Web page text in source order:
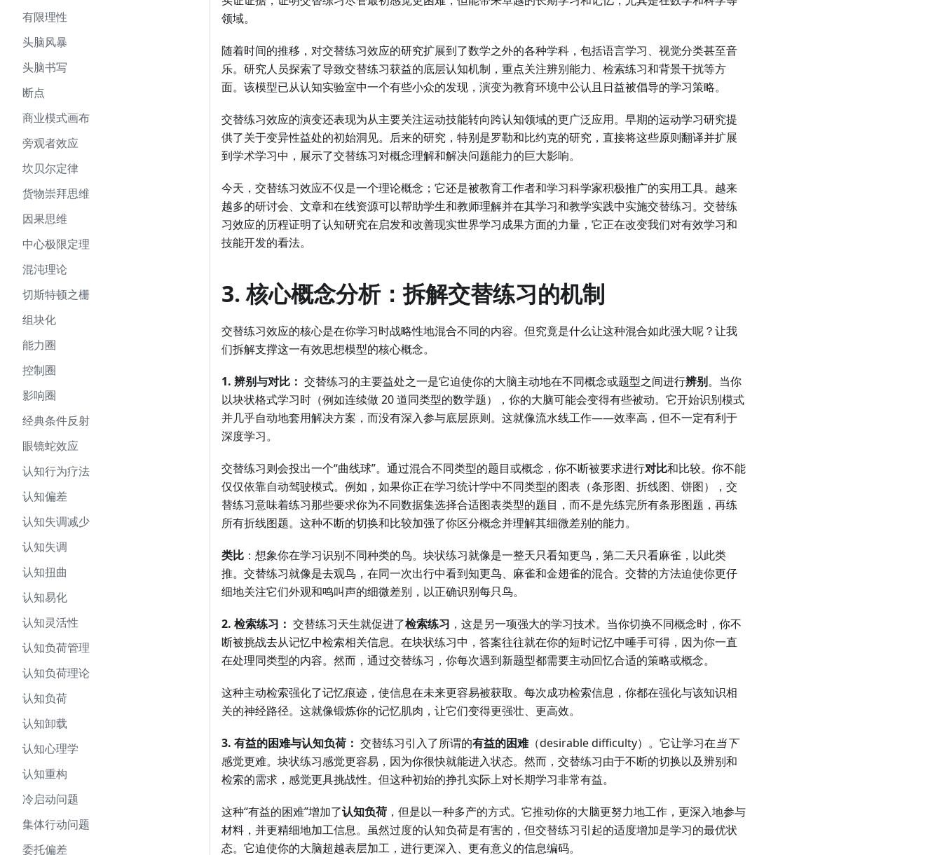
有限理性
头脑风暴
头脑书写
断点
商业模式画布
旁观者效应
坎贝尔定律
货物崇拜思维
因果思维
中心极限定理
混沌理论
切斯特顿之栅
组块化
能力圈
控制圈
影响圈
经典条件反射
眼镜蛇效应
认知行为疗法
认知偏差
认知失调减少
认知失调
认知扭曲
认知易化
认知灵活性
认知负荷管理
认知负荷理论
认知负荷
认知卸载
认知心理学
认知重构
冷启动问题
集体行动问题
委托偏差
领域。
随着时间的推移，对交替练习效应的研究扩展到了数学之外的各种学科，包括语言学习、视觉分类甚至音
乐。研究人员探索了导致交替练习获益的底层认知机制，重点关注辨别能力、检索练习和背景干扰等方
面。该模型已从认知实验室中一个有些小众的发现，演变为教育环境中公认且日益被倡导的学习策略。
交替练习效应的演变还表现为从主要关注运动技能转向跨认知领域的更广泛应用。早期的运动学习研究提
供了关于变异性益处的初始洞见。后来的研究，特别是罗勒和比约克的研究，直接将这些原则翻译并扩展
到学术学习中，展示了交替练习对概念理解和解决问题能力的巨大影响。
今天，交替练习效应不仅是一个理论概念；它还是被教育工作者和学习科学家积极推广的实用工具。越来
越多的研讨会、文章和在线资源可以帮助学生和教师理解并在其学习和教学实践中实施交替练习。交替练
习效应的历程证明了认知研究在启发和改善现实世界学习成果方面的力量，它正在改变我们对有效学习和
技能开发的看法。
3. 核心概念分析：拆解交替练习的机制
交替练习效应的核心是在你学习时战略性地混合不同的内容。但究竟是什么让这种混合如此强大呢？让我
们拆解支撑这一有效思想模型的核心概念。
1. 辨别与对比： 交替练习的主要益处之一是它迫使你的大脑主动地在不同概念或题型之间进行辨别。当你
以块状格式学习时（例如连续做 20 道同类型的数学题），你的大脑可能会变得有些被动。它开始识别模式
并几乎自动地套用解决方案，而没有深入参与底层原则。这就像流水线工作——效率高，但不一定有利于
深度学习。
交替练习则会投出一个“曲线球”。通过混合不同类型的题目或概念，你不断被要求进行对比和比较。你不能
仅仅依靠自动驾驶模式。例如，如果你正在学习统计学中不同类型的图表（条形图、折线图、饼图），交
替练习意味着练习那些要求你为不同数据集选择合适图表类型的题目，而不是先练完所有条形图题，再练
所有折线图题。这种不断的切换和比较加强了你区分概念并理解其细微差别的能力。
类比 ：想象你在学习识别不同种类的鸟。块状练习就像是一整天只看知更鸟，第二天只看麻雀，以此类
推。交替练习就像是去观鸟，在同一次出行中看到知更鸟、麻雀和金翅雀的混合。交替的方法迫使你更仔
细地关注它们外观和鸣叫声的细微差别，以正确识别每只鸟。
2. 检索练习： 交替练习天生就促进了检索练习 ，这是另一项强大的学习技术。当你切换不同概念时，你不
断被挑战去从记忆中检索相关信息。在块状练习中，答案往往就在你的短时记忆中唾手可得，因为你一直
在处理同类型的内容。然而，通过交替练习，你每次遇到新题型都需要主动回忆合适的策略或概念。
这种主动检索强化了记忆痕迹，使信息在未来更容易被获取。每次成功检索信息，你都在强化与该知识相
关的神经路径。这就像锻炼你的记忆肌肉，让它们变得更强壮、更高效。
3. 有益的困难与认知负荷： 交替练习引入了所谓的有益的困难（desirable difficulty）。它让学习在当下
感觉更难。块状练习感觉更容易，因为你很快就能进入状态。然而，交替练习由于不断的切换以及辨别和
检索的需求，感觉更具挑战性。但这种初始的挣扎实际上对长期学习非常有益。
这种“有益的困难”增加了认知负荷 ，但是以一种多产的方式。它推动你的大脑更努力地工作，更深入地参与
材料，并更精细地加工信息。虽然过度的认知负荷是有害的，但交替练习引起的适度增加是学习的最优状
态。它迫使你的大脑超越表层加工，进行更深入、更有意义的信息编码。